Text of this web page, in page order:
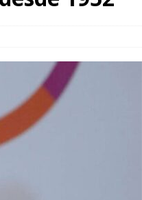
de paquetería;
desata fuerte operativo al
de atender las colonias con